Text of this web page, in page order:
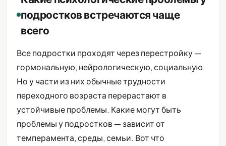
подростков встречаются чаще
всего
Все подростки проходят через перестройку —
гормональную, нейрологическую, социальную.
Но у части из них обычные трудности
переходного возраста перерастают в
устойчивые проблемы. Какие могут быть
проблемы у подростков — зависит от
темперамента, среды, семьи. Вот что